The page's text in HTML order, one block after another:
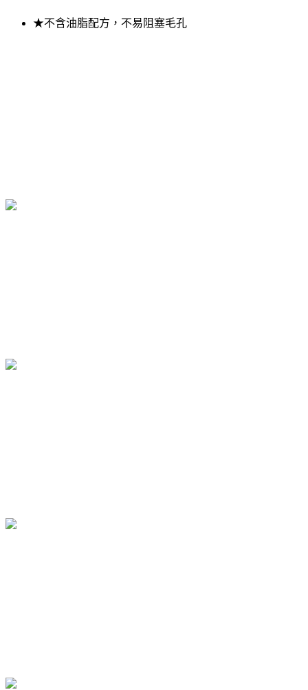
★不含油脂配方，不易阻塞毛孔